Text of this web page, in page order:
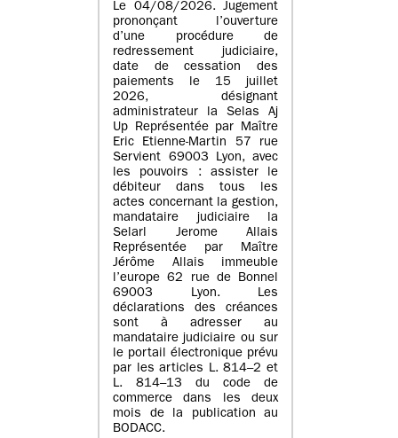
Le 04/08/2026. Jugement
prononçant l’ouverture
d’une procédure de
redressement judiciaire,
date de cessation des
paiements le 15 juillet
2026, désignant
administrateur la Selas Aj
Up Représentée par Maître
Eric Etienne-Martin 57 rue
Servient 69003 Lyon, avec
les pouvoirs : assister le
débiteur dans tous les
actes concernant la gestion,
mandataire judiciaire la
Selarl Jerome Allais
Représentée par Maître
Jérôme Allais immeuble
l’europe 62 rue de Bonnel
69003 Lyon. Les
déclarations des créances
sont à adresser au
mandataire judiciaire ou sur
le portail électronique prévu
par les articles L. 814–2 et
L. 814–13 du code de
commerce dans les deux
mois de la publication au
BODACC.